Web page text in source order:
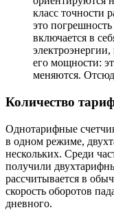
класс точности
это
включается в
его мощности:
меняются.
Количество
Однотарифные
в одном режиме,
нескольких. Среди
получили
рассчитывается в
скорость оборотов
дневного.